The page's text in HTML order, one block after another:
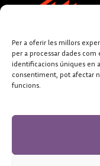
Per a oferir les millors
per a processar dades
identificacions úniques en
consentiment, pot afectar
funcions.
FUNDACIÓ